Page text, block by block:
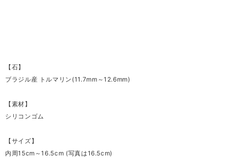
【石】
ブラジル産 トルマリン(11.7mm～12.6mm)
【素材】
シリコンゴム
【サイズ】
内周15cm～16.5cm (写真は16.5cm)